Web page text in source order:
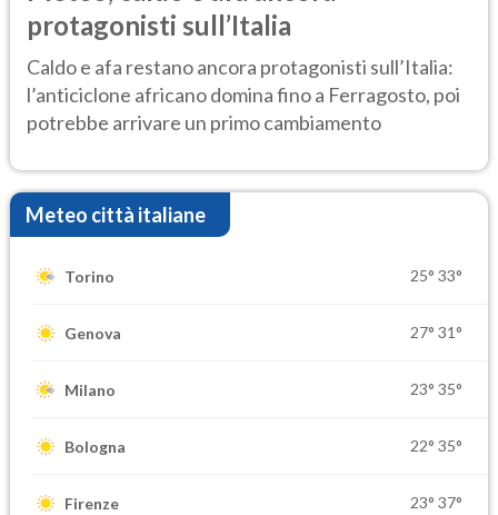
protagonisti sull’Italia
Caldo e afa restano ancora protagonisti sull’Italia:
l’anticiclone africano domina fino a Ferragosto, poi
potrebbe arrivare un primo cambiamento
Meteo città italiane
Torino 25° 33°
Genova 27° 31°
Milano 23° 35°
Bologna 22° 35°
Firenze 23° 37°